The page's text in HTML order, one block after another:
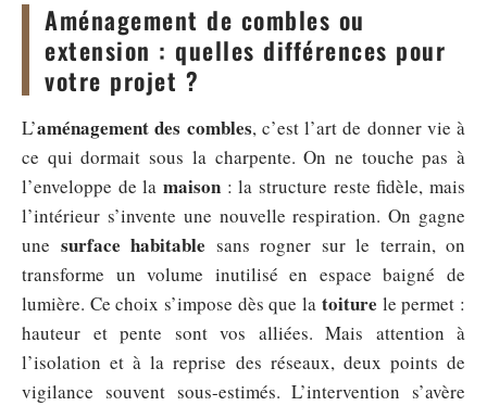
Aménagement de combles ou
extension : quelles différences pour
votre projet ?
L’aménagement des combles, c’est l’art de donner vie à
ce qui dormait sous la charpente. On ne touche pas à
l’enveloppe de la maison : la structure reste fidèle, mais
l’intérieur s’invente une nouvelle respiration. On gagne
une surface habitable sans rogner sur le terrain, on
transforme un volume inutilisé en espace baigné de
lumière. Ce choix s’impose dès que la toiture le permet :
hauteur et pente sont vos alliées. Mais attention à
l’isolation et à la reprise des réseaux, deux points de
vigilance souvent sous-estimés. L’intervention s’avère